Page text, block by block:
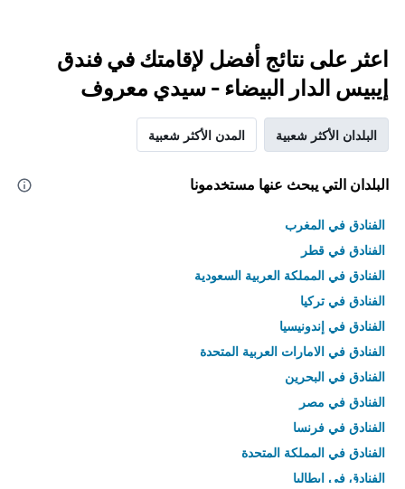
اعثر على نتائج أفضل لإقامتك في فندق
إيبيس الدار البيضاء - سيدي معروف
البلدان الأكثر شعبية المدن الأكثر شعبية
البلدان التي يبحث عنها مستخدمونا
الفنادق في المغرب
الفنادق في قطر
الفنادق في المملكة العربية السعودية
الفنادق في تركيا
الفنادق في إندونيسيا
الفنادق في الامارات العربية المتحدة
الفنادق في البحرين
الفنادق في مصر
الفنادق في فرنسا
الفنادق في المملكة المتحدة
الفنادق في إيطاليا